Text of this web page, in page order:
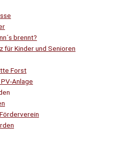
brennt?
für Kinder und Senioren
Forst
Anlage